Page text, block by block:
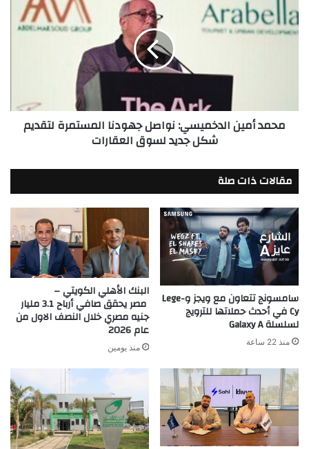
أمين
الدخميسي:
نواصل
جديد
لسوقمحمد أمين الدخميسي: نواصل جهودنا المستمرة لتقديم
شكل جديد لسوق العقارات
مقالات ذات صلة
سامسونج تتعاون مع ويجز وLege-
Cy في أحدث حملاتها للترويج
لسلسلة Galaxy A
منذ 22 ساعة
البنك الأهلي الكويتي –
مصر يحقق صافي أرباح 3.1 مليار
جنيه مصري خلال النصف الاول من
عام 2026
منذ يومين